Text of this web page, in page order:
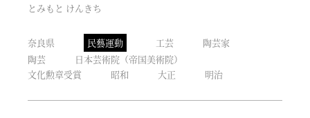
とみもと けんきち
奈良県 民藝運動 工芸
陶芸家
陶芸
日本芸術院（帝国美術院）
文化勲章受賞
昭和 大正 明治